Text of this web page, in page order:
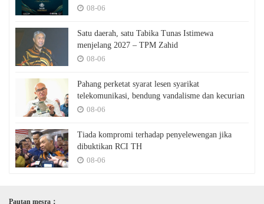
08-06
Satu daerah, satu Tabika Tunas Istimewa
menjelang 2027 – TPM Zahid
08-06
Pahang perketat syarat lesen syarikat
telekomunikasi, bendung vandalisme dan kecurian
08-06
Tiada kompromi terhadap penyelewengan jika
dibuktikan RCI TH
08-06
Pautan mesra：